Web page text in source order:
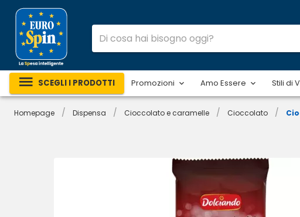
SCEGLI I PRODOTTI Promozioni Amo Essere Stili di
Homepage / Dispensa / Cioccolato e caramelle / Cioccolato /